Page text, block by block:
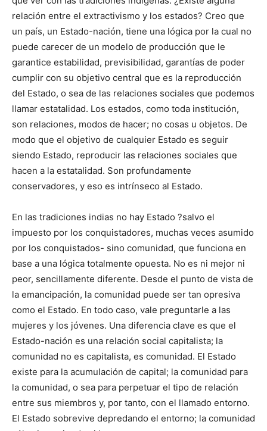
relación entre el extractivismo y los estados? Creo que
un país, un Estado-nación, tiene una lógica por la cual no
puede carecer de un modelo de producción que le
garantice estabilidad, previsibilidad, garantías de poder
cumplir con su objetivo central que es la reproducción
del Estado, o sea de las relaciones sociales que podemos
llamar estatalidad. Los estados, como toda institución,
son relaciones, modos de hacer; no cosas u objetos. De
modo que el objetivo de cualquier Estado es seguir
siendo Estado, reproducir las relaciones sociales que
hacen a la estatalidad. Son profundamente
conservadores, y eso es intrínseco al Estado.
En las tradiciones indias no hay Estado ?salvo el
impuesto por los conquistadores, muchas veces asumido
por los conquistados- sino comunidad, que funciona en
base a una lógica totalmente opuesta. No es ni mejor ni
peor, sencillamente diferente. Desde el punto de vista de
la emancipación, la comunidad puede ser tan opresiva
como el Estado. En todo caso, vale preguntarle a las
mujeres y los jóvenes. Una diferencia clave es que el
Estado-nación es una relación social capitalista; la
comunidad no es capitalista, es comunidad. El Estado
existe para la acumulación de capital; la comunidad para
la comunidad, o sea para perpetuar el tipo de relación
entre sus miembros y, por tanto, con el llamado entorno.
El Estado sobrevive depredando el entorno; la comunidad